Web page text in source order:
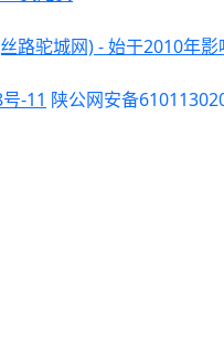
路驼城网) - 始于2010年
-11 陕公网安备